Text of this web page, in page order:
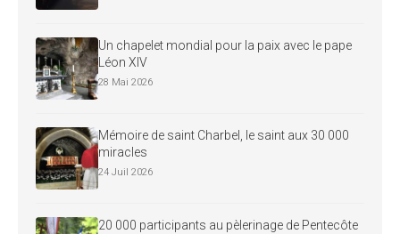
Un chapelet mondial pour la paix avec le pape
Léon XIV
28 Mai 2026
Mémoire de saint Charbel, le saint aux 30 000
miracles
24 Juil 2026
20 000 participants au pèlerinage de Pentecôte